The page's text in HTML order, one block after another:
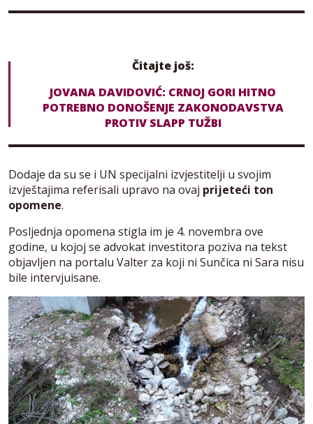
Čitajte još:
JOVANA DAVIDOVIĆ: CRNOJ GORI HITNO
POTREBNO DONOŠENJE ZAKONODAVSTVA
PROTIV SLAPP TUŽBI
Dodaje da su se i UN specijalni izvjestitelji u svojim
izvještajima referisali upravo na ovaj prijeteći ton
opomene.
Posljednja opomena stigla im je 4. novembra ove
godine, u kojoj se advokat investitora poziva na tekst
objavljen na portalu Valter za koji ni Sunčica ni Sara nisu
bile intervjuisane.